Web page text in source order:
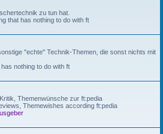
zu tun hat.
that has nothing to do with ft
"echte" Technik-Themen, die sonst nichts mit
nothing to do with ft
Themenwünsche zur ft:pedia
Themewishes according ft:pedia